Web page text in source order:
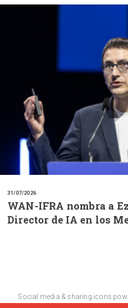
31/07/2026
WAN-IFRA nombra a
Director de IA en los
Social media & sharing icons